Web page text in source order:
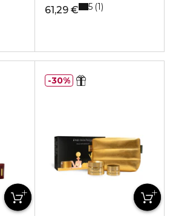
61,29 € 5 1
30%